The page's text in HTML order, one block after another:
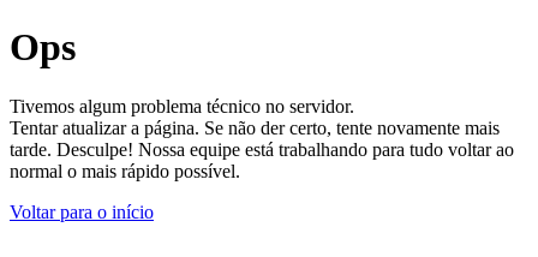
Ops
Tivemos algum problema técnico no servidor.
Tentar atualizar a página. Se não der certo, tente novamente mais
tarde. Desculpe! Nossa equipe está trabalhando para tudo voltar ao
normal o mais rápido possível.
Voltar para o início